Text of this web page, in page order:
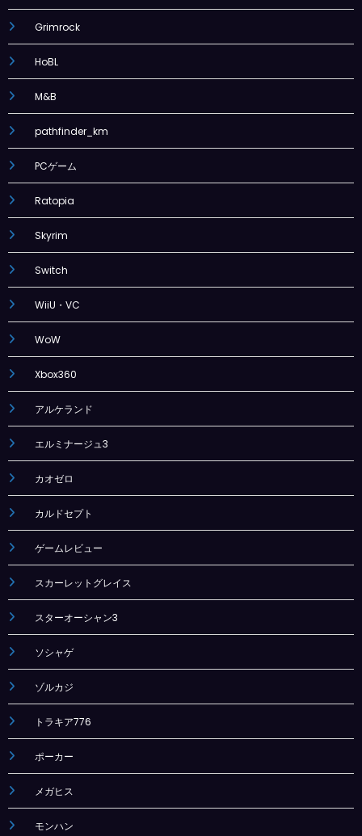
Grimrock
HoBL
M&B
pathfinder_km
PCゲーム
Ratopia
Skyrim
Switch
WiiU・VC
WoW
Xbox360
アルケランド
エルミナージュ3
カオゼロ
カルドセプト
ゲームレビュー
スカーレットグレイス
スターオーシャン3
ソシャゲ
ゾルカジ
トラキア776
ポーカー
メガヒス
モンハン